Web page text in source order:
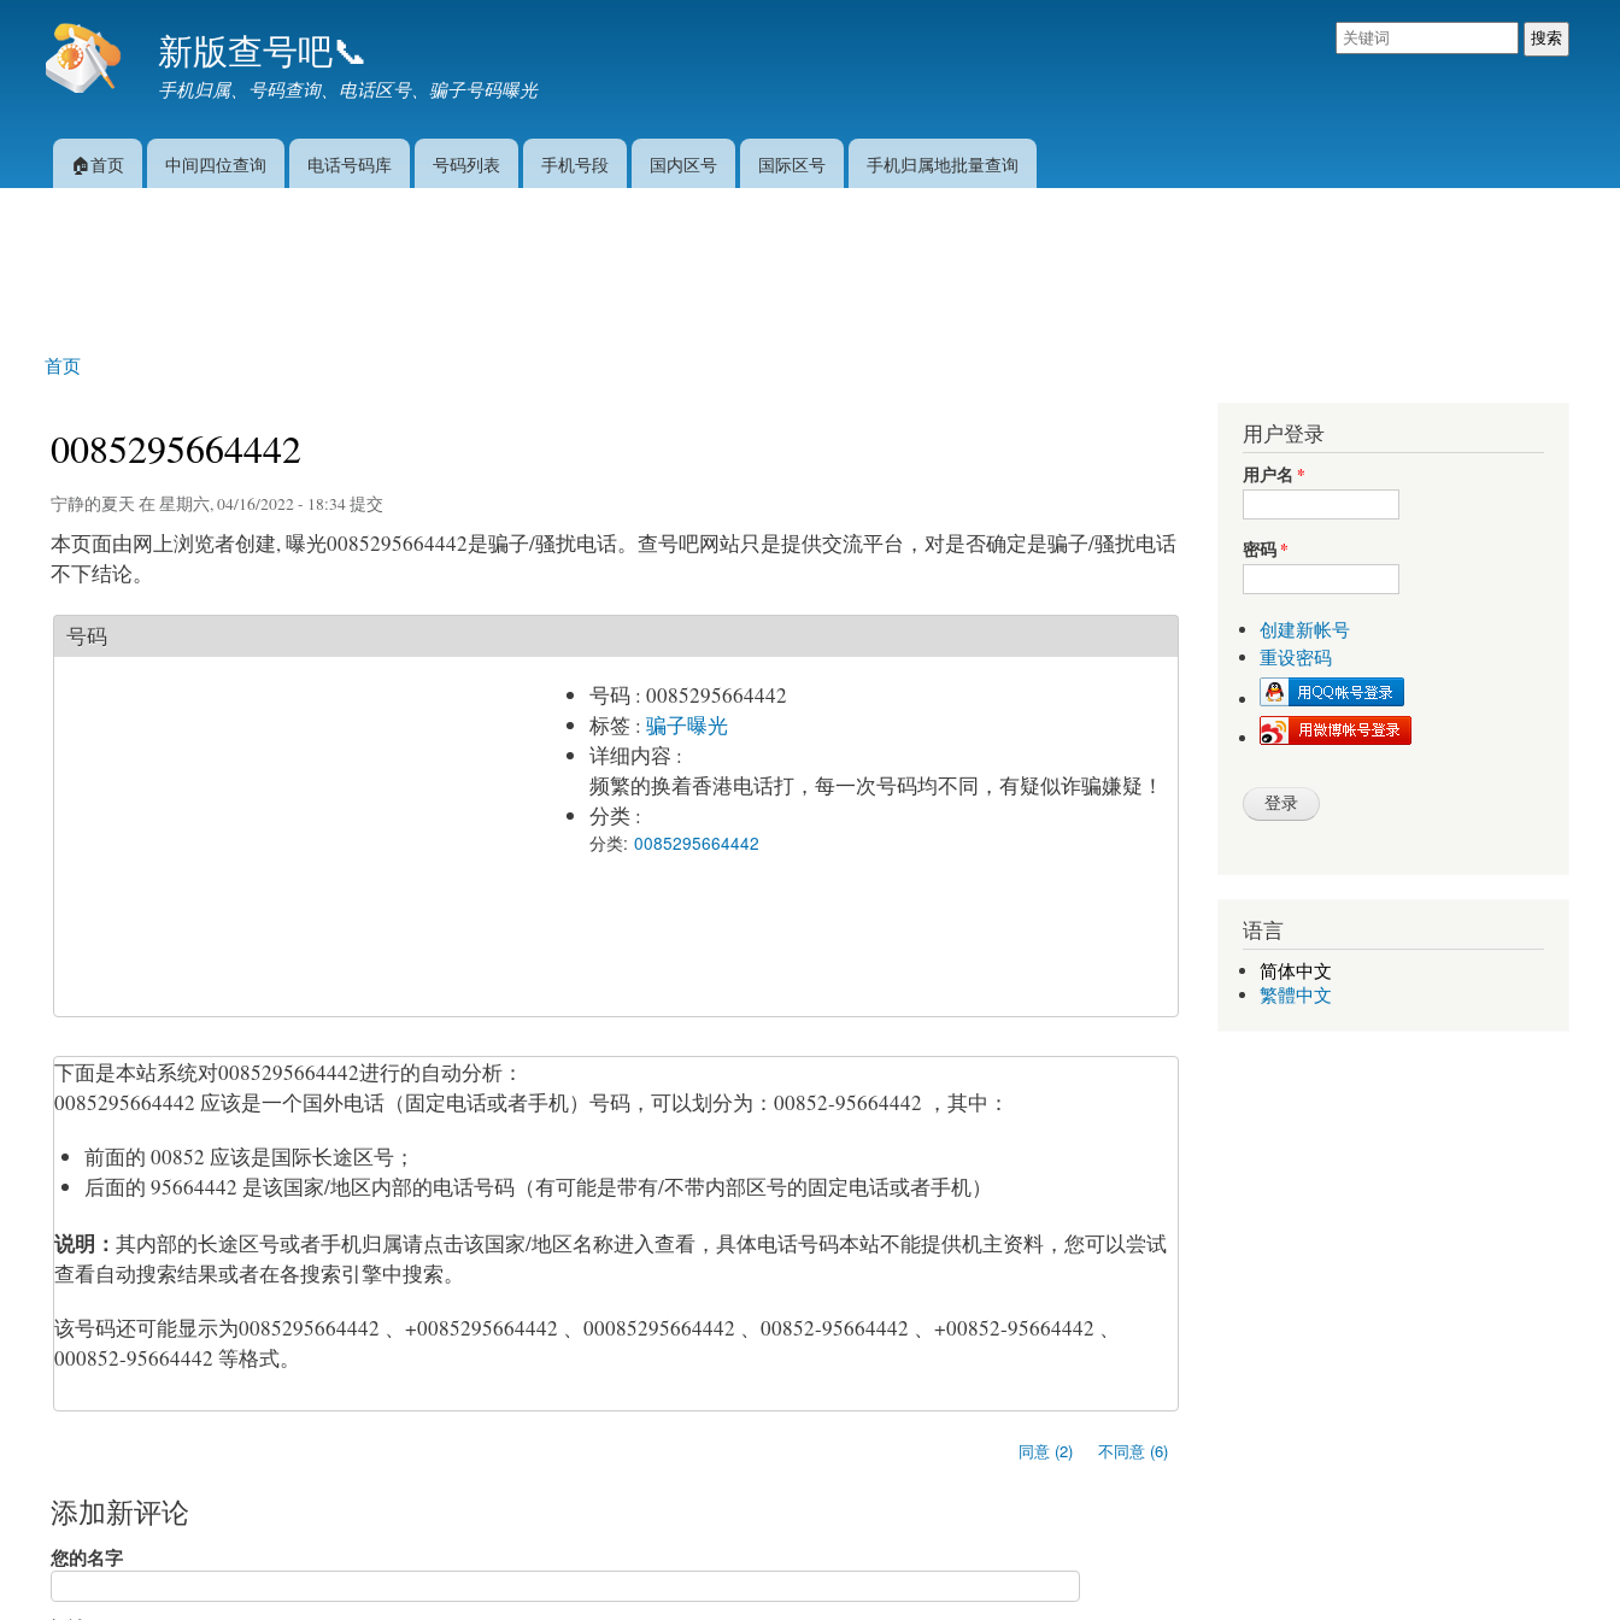
要
新版查号吧📞
手机归属、号码查询、电话区号、骗子号码曝光
主菜单🏠首页 中间四位查询 电话号码库 号码列表 手机号段 国内区号 国际区号 手机归属地批量查询
你在这里
首页
0085295664442
宁静的夏天 在 星期六, 04/16/2022 - 18:34 提交
本页面由网上浏览者创建, 曝光0085295664442是骗子/骚扰电话。查号吧网站只是提供交流平台，对是否确定是骗子/骚扰电话
不下结论。
号码
号码 : 0085295664442
标签 : 骗子曝光
详细内容 :
频繁的换着香港电话打，每一次号码均不同，有疑似诈骗嫌疑！
分类 :
分类: 0085295664442
下面是本站系统对0085295664442进行的自动分析：
0085295664442 应该是一个国外电话（固定电话或者手机）号码，可以划分为：00852-95664442 ，其中：
前面的 00852 应该是国际长途区号；
后面的 95664442 是该国家/地区内部的电话号码（有可能是带有/不带内部区号的固定电话或者手机）
说明： 其内部的长途区号或者手机归属请点击该国家/地区名称进入查看，具体电话号码本站不能提供机主资料，您可以尝试
查看自动搜索结果或者在各搜索引擎中搜索。
该号码还可能显示为0085295664442 、+0085295664442 、00085295664442 、00852-95664442 、+00852-95664442 、
000852-95664442 等格式。
同意 (2) 不同意 (6)
添加新评论
您的名字
用户登录
用户名 *
密码*
创建新帐号
重设密码
语言
简体中文
繁體中文